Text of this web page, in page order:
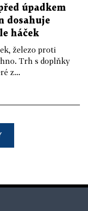
úpadkem
dosahuje
háček
železo proti
Trh s doplňky
z...